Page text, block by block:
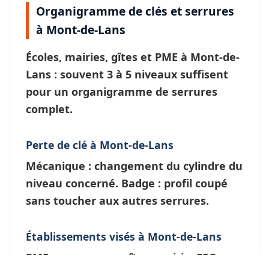
Organigramme de clés et serrures
à Mont-de-Lans
Écoles, mairies, gîtes et PME à Mont-de-
Lans : souvent 3 à 5 niveaux suffisent
pour un organigramme de serrures
complet.
Perte de clé à Mont-de-Lans
Mécanique : changement du cylindre du
niveau concerné. Badge : profil coupé
sans toucher aux autres serrures.
Établissements visés à Mont-de-Lans